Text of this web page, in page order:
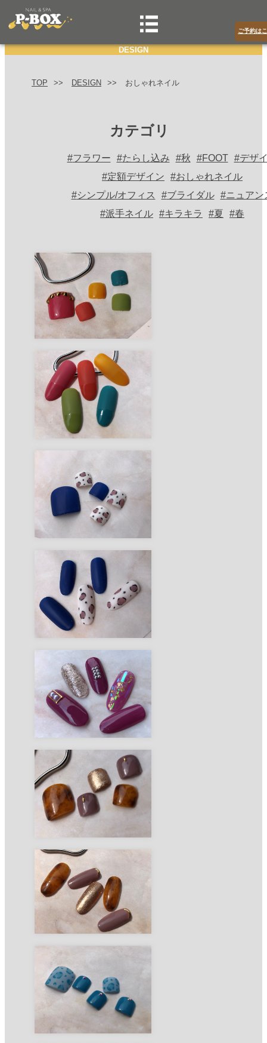
ご予約は
DESIGN
TOP DESIGN おしゃれネイル
カテゴリ
フラワー たらし込み 秋 FOOT
デザ
定額デザイン
おしゃれネイル
シンプル/オフィス
ブライダル
ニュアン
派手ネイル
キラキラ 夏 春